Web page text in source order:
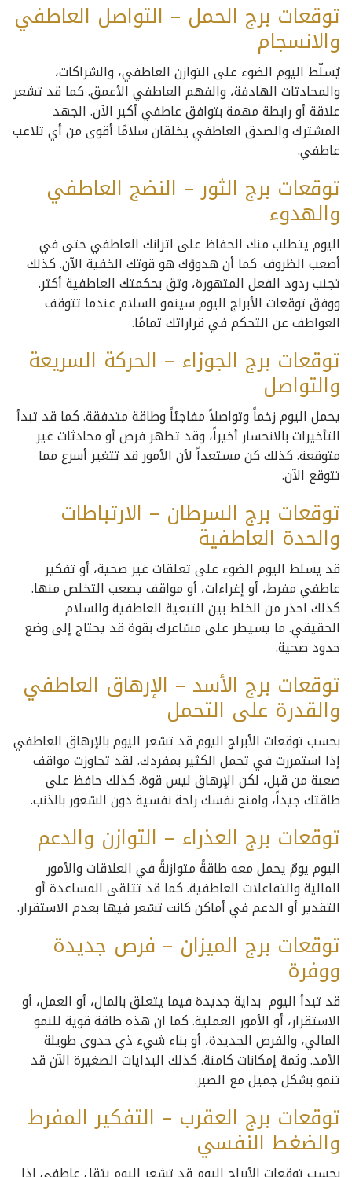
توقعات برج الحمل – التواصل العاطفي
والانسجام
يُسلّط اليوم الضوء على التوازن العاطفي، والشراكات،
والمحادثات الهادفة، والفهم العاطفي الأعمق. كما قد تشعر
علاقة أو رابطة مهمة بتوافق عاطفي أكبر الآن. الجهد
المشترك والصدق العاطفي يخلقان سلامًا أقوى من أي تلاعب
عاطفي.
توقعات برج الثور – النضج العاطفي
والهدوء
اليوم يتطلب منك الحفاظ على اتزانك العاطفي حتى في
أصعب الظروف. كما أن هدوؤك هو قوتك الخفية الآن. كذلك
تجنب ردود الفعل المتهورة، وثق بحكمتك العاطفية أكثر.
ووفق توقعات الأبراج اليوم سينمو السلام عندما تتوقف
العواطف عن التحكم في قراراتك تمامًا.
توقعات برج الجوزاء – الحركة السريعة
والتواصل
يحمل اليوم زخماً وتواصلاً مفاجئاً وطاقة متدفقة. كما قد تبدأ
التأخيرات بالانحسار أخيراً، وقد تظهر فرص أو محادثات غير
متوقعة. كذلك كن مستعداً لأن الأمور قد تتغير أسرع مما
تتوقع الآن.
توقعات برج السرطان – الارتباطات
والحدة العاطفية
قد يسلط اليوم الضوء على تعلقات غير صحية، أو تفكير
عاطفي مفرط، أو إغراءات، أو مواقف يصعب التخلص منها.
كذلك احذر من الخلط بين التبعية العاطفية والسلام
الحقيقي. ما يسيطر على مشاعرك بقوة قد يحتاج إلى وضع
حدود صحية.
توقعات برج الأسد – الإرهاق العاطفي
والقدرة على التحمل
بحسب توقعات الأبراج اليوم قد تشعر اليوم بالإرهاق العاطفي
إذا استمررت في تحمل الكثير بمفردك. لقد تجاوزت مواقف
صعبة من قبل، لكن الإرهاق ليس قوة. كذلك حافظ على
طاقتك جيداً، وامنح نفسك راحة نفسية دون الشعور بالذنب.
توقعات برج العذراء – التوازن والدعم
اليوم يومٌ يحمل معه طاقةً متوازنةً في العلاقات والأمور
المالية والتفاعلات العاطفية. كما قد تتلقى المساعدة أو
التقدير أو الدعم في أماكن كانت تشعر فيها بعدم الاستقرار.
توقعات برج الميزان – فرص جديدة
ووفرة
قد تبدأ اليوم بداية جديدة فيما يتعلق بالمال، أو العمل، أو
الاستقرار، أو الأمور العملية. كما ان هذه طاقة قوية للنمو
المالي، والفرص الجديدة، أو بناء شيء ذي جدوى طويلة
الأمد. وثمة إمكانات كامنة. كذلك البدايات الصغيرة الآن قد
تنمو بشكل جميل مع الصبر.
توقعات برج العقرب – التفكير المفرط
والضغط النفسي